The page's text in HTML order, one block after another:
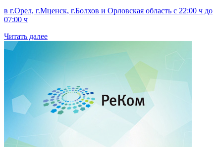
в г.Орел, г.Мценск, г.Болхов и Орловская область с 22:00 ч до
07:00 ч
Читать далее